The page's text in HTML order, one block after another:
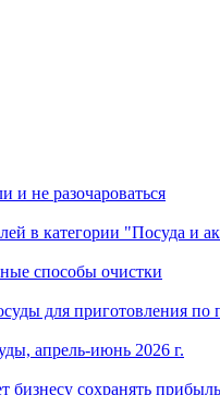
и не разочароваться
в категории "Посуда и
способы очистки
для приготовления по
апрель-июнь 2026 г.
сохранять прибыль